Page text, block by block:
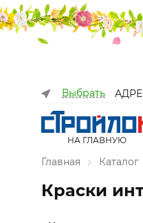
Выбрать
НА ГЛАВНУЮ
Главная Каталог
Краски